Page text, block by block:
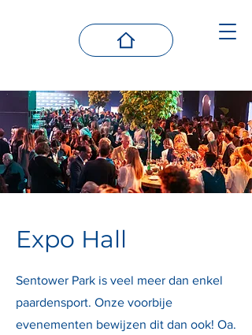
Expo Hall
Sentower Park is veel meer dan enkel
paardensport. Onze voorbije
evenementen bewijzen dit dan ook! Oa.